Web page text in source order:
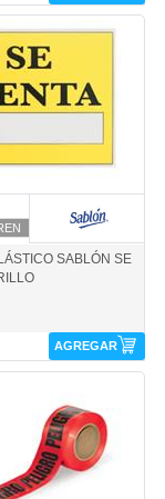
SABLÓN SE
AGREGAR